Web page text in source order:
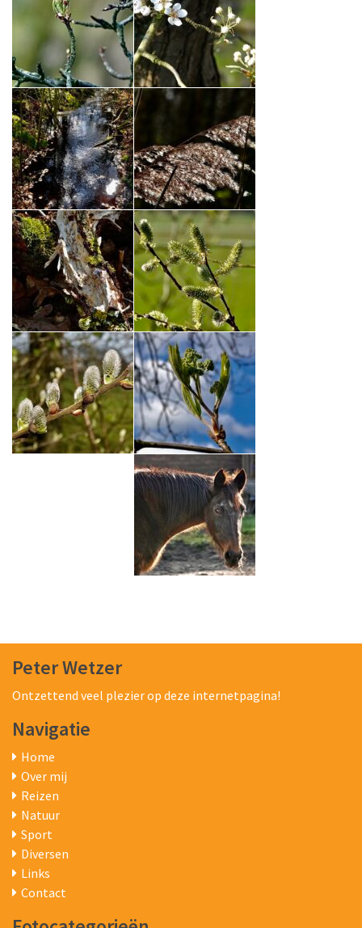
Peter Wetzer
Ontzettend veel plezier op deze internetpagina!
Navigatie
Home
Over mij
Reizen
Natuur
Sport
Diversen
Links
Contact